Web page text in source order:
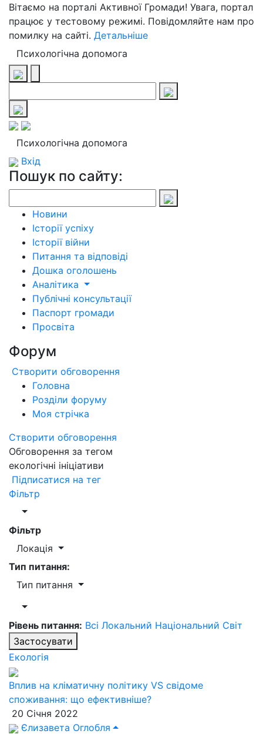
Вітаємо на порталі Активної Громади! Увага, портал
працює у тестовому режимі. Повідомляйте нам про
помилку на сайті. Детальніше
Психологічна допомога
Психологічна допомога
Вхід
Пошук по сайту:
Новини
Історії успіху
Історії війни
Питання та відповіді
Дошка оголошень
Аналітика
Публічні консультації
Паспорт громади
Просвіта
Форум
Створити обговорення
Головна
Розділи форуму
Моя стрічка
Створити обговорення
Обговорення за тегом
екологічні ініціативи
Підписатися на тег
Фільтр
Фільтр
Локація
Тип питання:
Тип питання
Рівень питання: Всі Локальний Національний Світ
Застосувати
Екологія
Вплив на кліматичну політику VS свідоме
споживання: що ефективніше?
20 Січня 2022
Єлизавета Оглобля